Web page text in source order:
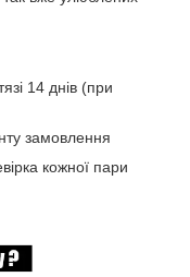
14 днів (при
замовлення
кожної пари